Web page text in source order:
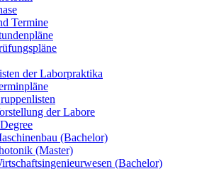
Termine
der Laborpraktika
der Labore
(Bachelor)
(Master)
(Bachelor)